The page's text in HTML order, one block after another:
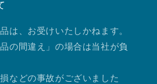
は、お受けいたしかねます。
の間違え」の場合は当社が負
などの事故がございました